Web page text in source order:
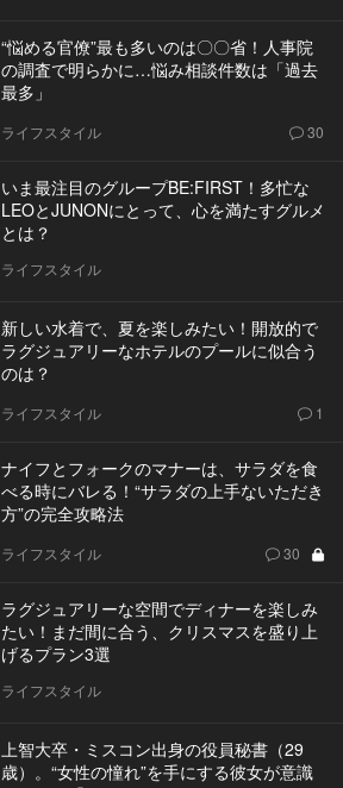
“悩める官僚”最も多いのは〇〇省！人事院
の調査で明らかに…悩み相談件数は「過去
最多」
ライフスタイル 30
いま最注目のグループBE:FIRST！多忙な
LEOとJUNONにとって、心を満たすグルメ
とは？
ライフスタイル
新しい水着で、夏を楽しみたい！開放的で
ラグジュアリーなホテルのプールに似合う
のは？
ライフスタイル 1
ナイフとフォークのマナーは、サラダを食
べる時にバレる！“サラダの上手ないただき
方”の完全攻略法
ライフスタイル 30
ラグジュアリーな空間でディナーを楽しみ
たい！まだ間に合う、クリスマスを盛り上
げるプラン3選
ライフスタイル
上智大卒・ミスコン出身の役員秘書（29
歳）。“女性の憧れ”を手にする彼女が意識